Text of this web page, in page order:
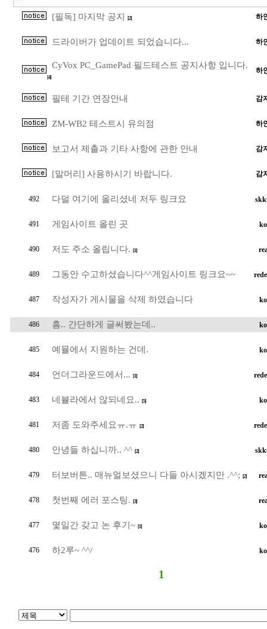
[필독] 마지막 공지 [2] 하
드라이버가 업데이트 되었습니다... 하
CyVox PC_GamePad 필드테스트 공지사항 입니다.
[4]
하
필테 기간 연장안내 감
ZM-WB2 테스트시 유의점 하
보고서 제출과 기타 사항에 관한 안내 감
[말머리] 사용하시기 바랍니다. 감
492 다덜 여기에 올리셨네 저두 링크요
491 게임사이트 올린 곳
490 저도 주소 올립니다. [1]
489 그동안 수고하셨습니다^^게임사이트 링크요~~
487 작성자가 게시물을 삭제 하였습니다
486 흠.. 간단하게 글써봤는데..
485 예뮬에서 지원하는 건데.
484 언더그라운드에서... [1]
483 네뷸라에서 않되네요.. [5]
481 저좀 도와주세요ㅠ.ㅠ [2]
480 안녕들 하십니까.. ^^ [2]
479 터보버튼.. 매뉴얼보셨으니 다들 아시겠지만 .^^; [2]
478 첫번째 에러 포스팅. [3]
477 몇일간 갖고 논 후기~ [1]
476 하2루~ ^^/
1